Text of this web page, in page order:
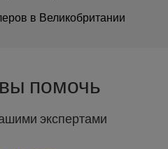
в Великобритании
помочь
экспертами